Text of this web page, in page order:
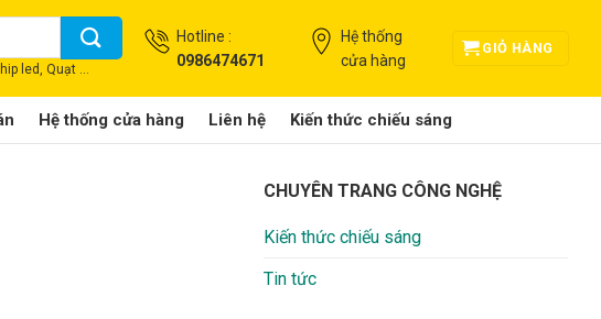
led, Quạt ...
Hotline :
0986474671
Hệ thống
cửa hàng
GIỎ HÀNG
Hệ thống cửa hàng Liên hệ Kiến thức chiếu sáng
CHUYÊN TRANG CÔNG NGHỆ
Kiến thức chiếu sáng
Tin tức